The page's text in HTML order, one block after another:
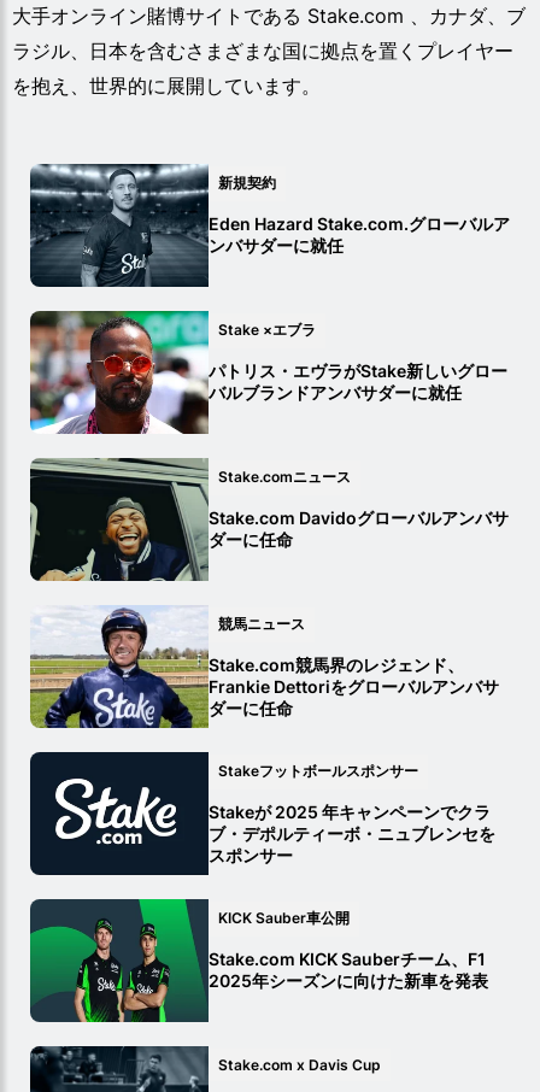
大手オンライン賭博サイトである Stake.com 、カナダ、ブ
ラジル、日本を含むさまざまな国に拠点を置くプレイヤー
を抱え、世界的に展開しています。
新規契約
Eden Hazard Stake.com.グローバルア
ンバサダーに就任
Stake ×エブラ
パトリス・エヴラがStake新しいグロー
バルブランドアンバサダーに就任
Stake.comニュース
Stake.com Davidoグローバルアンバサ
ダーに任命
競馬ニュース
Stake.com競馬界のレジェンド、
Frankie Dettoriをグローバルアンバサ
ダーに任命
Stakeフットボールスポンサー
Stakeが 2025 年キャンペーンでクラ
ブ・デポルティーボ・ニュブレンセを
スポンサー
KICK Sauber車公開
Stake.com KICK Sauberチーム、F1
2025年シーズンに向けた新車を発表
Stake.com x Davis Cup